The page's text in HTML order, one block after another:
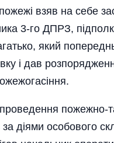
взяв на себе
3-го ДПРЗ,
який
і дав
пожежно-
за діями особового